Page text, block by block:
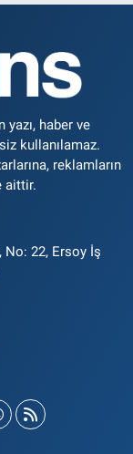
yazı, haber ve
kullanılamaz.
reklamların
aittir.
No: 22, Ersoy İş